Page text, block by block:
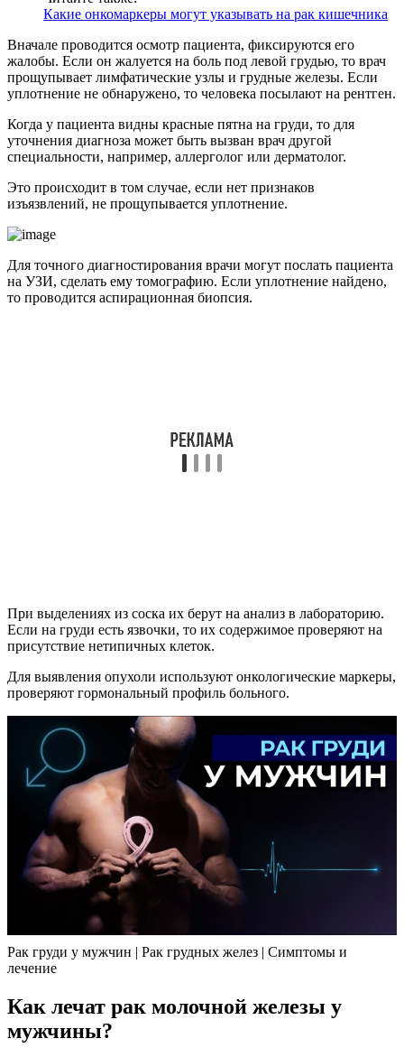
Какие онкомаркеры могут указывать на рак кишечника
Вначале проводится осмотр пациента, фиксируются его
жалобы. Если он жалуется на боль под левой грудью, то врач
прощупывает лимфатические узлы и грудные железы. Если
уплотнение не обнаружено, то человека посылают на рентген.
Когда у пациента видны красные пятна на груди, то для
уточнения диагноза может быть вызван врач другой
специальности, например, аллерголог или дерматолог.
Это происходит в том случае, если нет признаков
изъязвлений, не прощупывается уплотнение.
Для точного диагностирования врачи могут послать пациента
на УЗИ, сделать ему томографию. Если уплотнение найдено,
то проводится аспирационная биопсия.
При выделениях из соска их берут на анализ в лабораторию.
Если на груди есть язвочки, то их содержимое проверяют на
присутствие нетипичных клеток.
Для выявления опухоли используют онкологические маркеры,
проверяют гормональный профиль больного.
Рак груди у мужчин | Рак грудных желез | Симптомы и
лечение
Как лечат рак молочной железы у
мужчины?